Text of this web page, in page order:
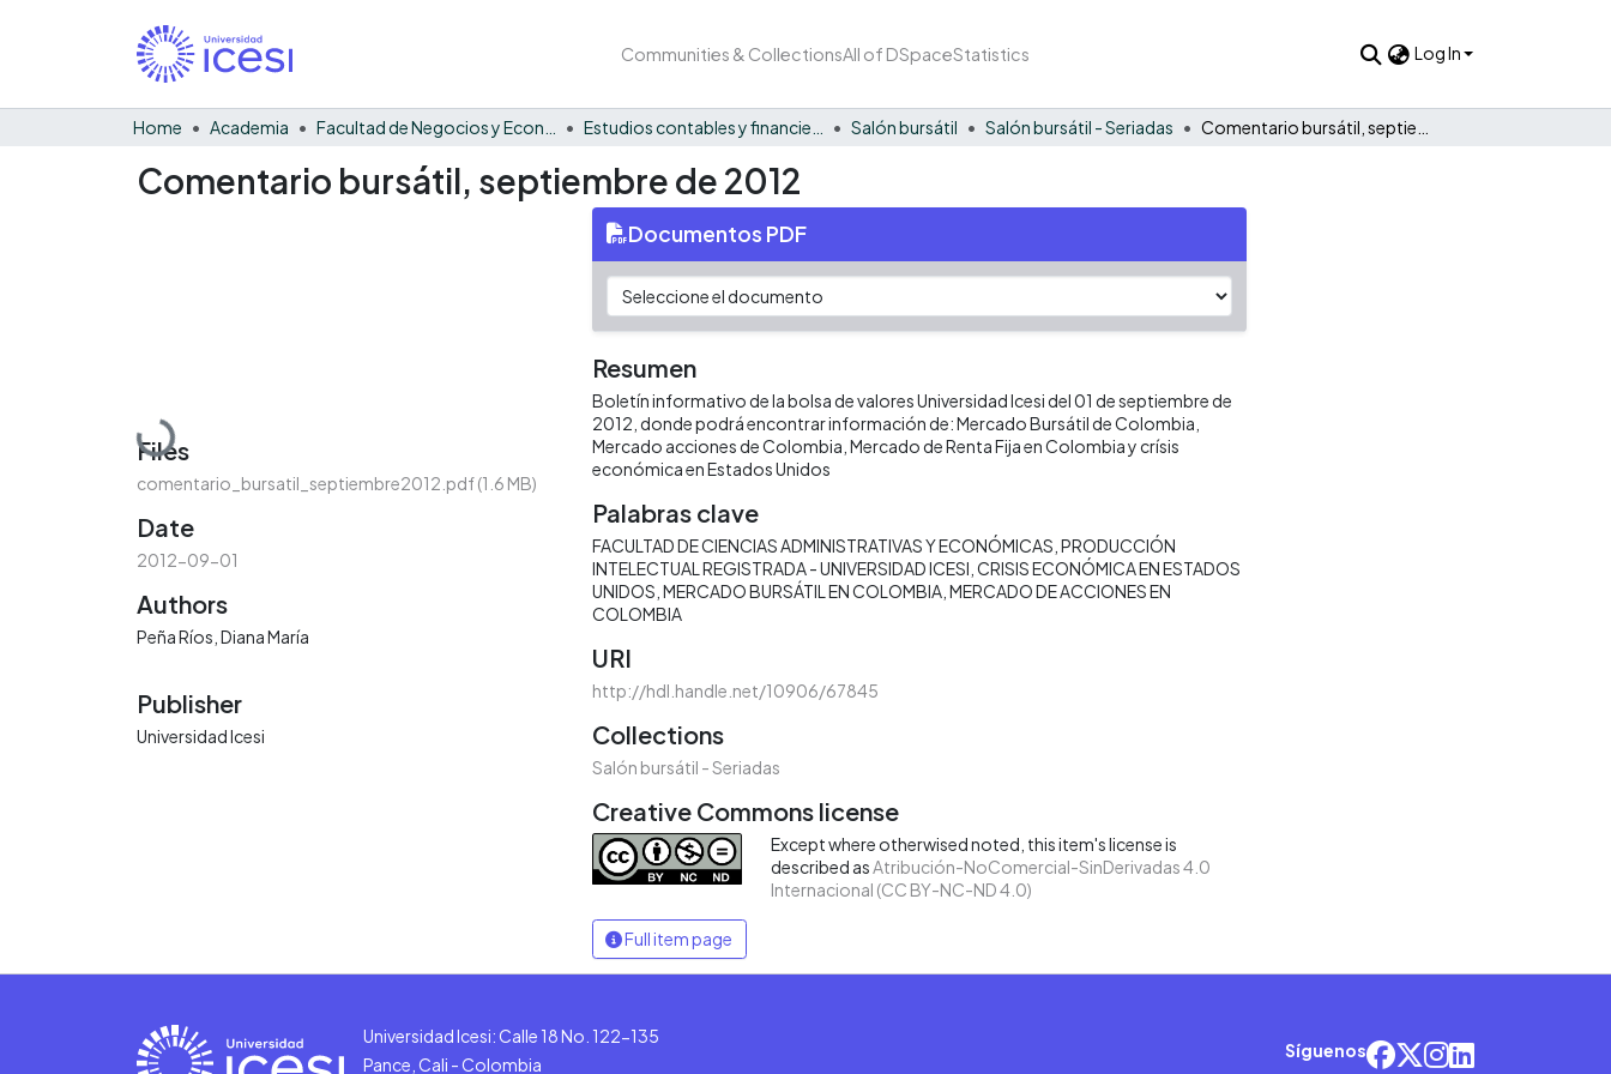
Communities & CollectionsAll of DSpaceStatistics Log In
Home Academia Salón bursátil Salón bursátil - Seriadas
Comentario bursátil, septiembre de 2012
Loading...
Files
comentario_bursatil_septiembre2012.pdf(1.6 MB)
Date
2012-09-01
Authors
Peña Ríos, Diana María
Publisher
Universidad Icesi
Documentos PDF
Resumen
Boletín informativo de la bolsa de valores Universidad Icesi del 01 de septiembre de
2012, donde podrá encontrar información de: Mercado Bursátil de Colombia,
Mercado acciones de Colombia, Mercado de Renta Fija en Colombia y crísis
económica en Estados Unidos
Palabras clave
FACULTAD DE CIENCIAS ADMINISTRATIVAS Y ECONÓMICAS PRODUCCIÓN
INTELECTUAL REGISTRADA - UNIVERSIDAD ICESI CRISIS ECONÓMICA EN ESTADOS
UNIDOS MERCADO BURSÁTIL EN COLOMBIA MERCADO DE ACCIONES EN
COLOMBIA
URI
http://hdl.handle.net/10906/67845
Collections
Salón bursátil - Seriadas
Creative Commons license
Except where otherwised noted, this item's license is
described as Atribución-NoComercial-SinDerivadas 4.0
Internacional (CC BY-NC-ND 4.0)
Full item page
Universidad Icesi: Calle 18 No. 122-135
Pance, Cali - Colombia
Síguenos